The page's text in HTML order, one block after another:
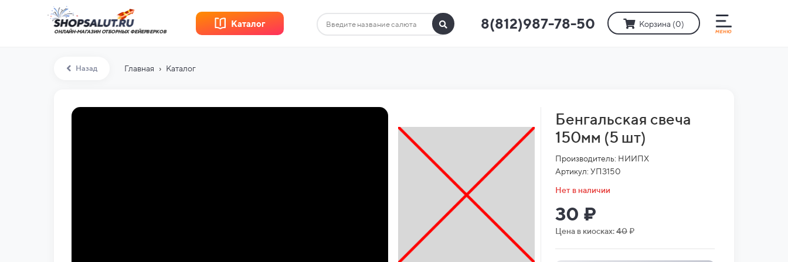
ОНЛАЙН-МАГАЗИН ОТБОРНЫХ ФЕЙЕРВЕРКОВ 8(812)987-78-50 Корзина (0)
Каталог
Назад Главная › Каталог
Бенгальская свеча
150мм (5 шт)
Производитель: НИИПХ
Артикул: УПЗ150
Нет в наличии
30 ₽
Цена в киосках:40₽